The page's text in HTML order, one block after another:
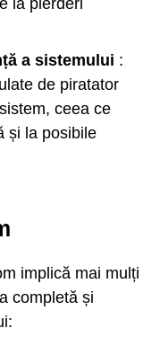
a sistemului :
de piratator
ceea ce
și la posibile
implică mai mulți
completă și